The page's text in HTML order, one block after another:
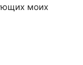
моих